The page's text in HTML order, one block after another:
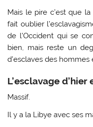
Mais le pire c’est que
fait oublier
de l’Occident qui se
bien, mais reste un
d’esclaves des
L’esclavage
Massif.
Il y a la Libye avec ses